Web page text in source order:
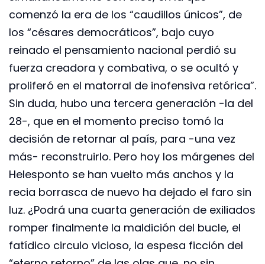
comenzó la era de los “caudillos únicos”, de
los “césares democráticos”, bajo cuyo
reinado el pensamiento nacional perdió su
fuerza creadora y combativa, o se ocultó y
proliferó en el matorral de inofensiva retórica”.
Sin duda, hubo una tercera generación -la del
28-, que en el momento preciso tomó la
decisión de retornar al país, para -una vez
más- reconstruirlo. Pero hoy los márgenes del
Helesponto se han vuelto más anchos y la
recia borrasca de nuevo ha dejado el faro sin
luz. ¿Podrá una cuarta generación de exiliados
romper finalmente la maldición del bucle, el
fatídico circulo vicioso, la espesa ficción del